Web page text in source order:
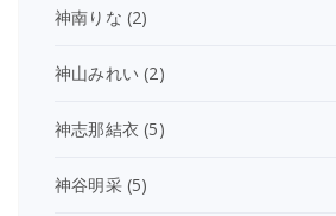
神南りな (2)
神山みれい (2)
神志那結衣 (5)
神谷明采(5)